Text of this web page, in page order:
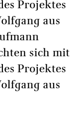
Projektes
aus
sich mit
Projektes
aus